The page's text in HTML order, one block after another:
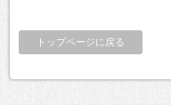
トップページに戻る